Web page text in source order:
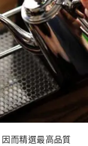
而精選最高品質